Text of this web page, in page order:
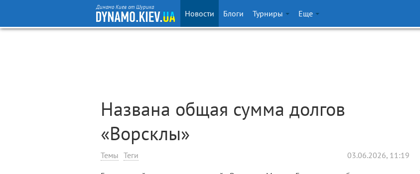
Динамо Киев от Шурика
Новости Блоги Турниры Еще
Названа общая сумма долгов
«Ворсклы»
Темы Теги 03.06.2026, 11:19